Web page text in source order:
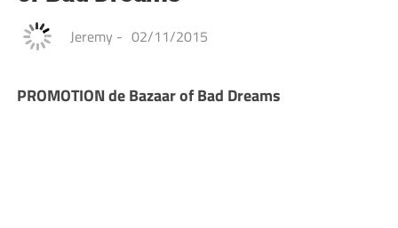
Jeremy - 02/11/2015
PROMOTION de Bazaar of Bad Dreams